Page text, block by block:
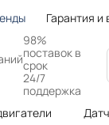
Гарантия и
98%
поставок в
срок
24/7
поддержка